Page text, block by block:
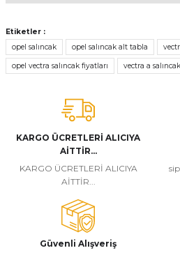
konularda yetersiz gördüğünüz
tarafımıza iletebilirsiniz.
Görüş ve önerileriniz için teşekkür
Ürün resmi kalitesiz, bozuk veya
Ürün açıklamasında eksik bilgiler
Ürün bilgilerinde hatalar bulunuyor.
Ürün fiyatı diğer sitelerden daha pahalı.
Bu ürüne benzer farklı alternatifler
Etiketler :
opel salıncak
opel salıncak alt tabla
opel vectra salıncak fiyatları vectra a salıncak
KARGO ÜCRETLERİ ALICIYA
AİTTİR...
KARGO ÜCRETLERİ ALICIYA
AİTTİR...
Güvenli Alışveriş